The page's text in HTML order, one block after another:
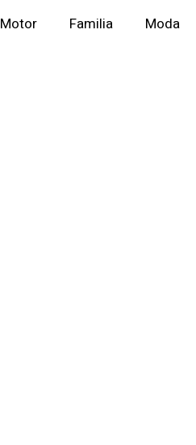
Motor Familia Moda